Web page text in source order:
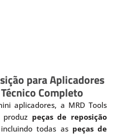
para Aplicadores
Completo
aplicadores, a MRD Tools
peças de reposição
todas as peças de